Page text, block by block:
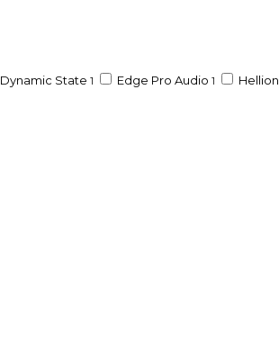
Dynamic State 1 Edge Pro Audio 1 Hellion